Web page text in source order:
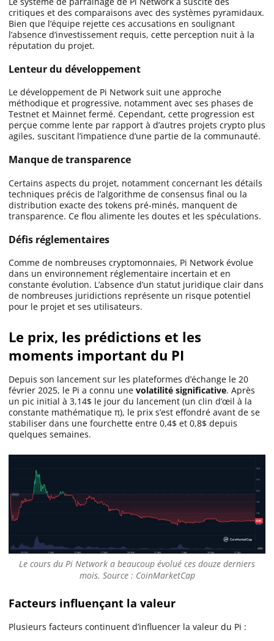
critiques et des comparaisons avec des systèmes pyramidaux.
Bien que l’équipe rejette ces accusations en soulignant
l’absence d’investissement requis, cette perception nuit à la
réputation du projet.
Lenteur du développement
Le développement de Pi Network suit une approche
méthodique et progressive, notamment avec ses phases de
Testnet et Mainnet fermé. Cependant, cette progression est
perçue comme lente par rapport à d’autres projets crypto plus
agiles, suscitant l’impatience d’une partie de la communauté.
Manque de transparence
Certains aspects du projet, notamment concernant les détails
techniques précis de l’algorithme de consensus final ou la
distribution exacte des tokens pré-minés, manquent de
transparence. Ce flou alimente les doutes et les spéculations.
Défis réglementaires
Comme de nombreuses cryptomonnaies, Pi Network évolue
dans un environnement réglementaire incertain et en
constante évolution. L’absence d’un statut juridique clair dans
de nombreuses juridictions représente un risque potentiel
pour le projet et ses utilisateurs.
Le prix, les prédictions et les
moments important du PI
Depuis son lancement sur les plateformes d’échange le 20
février 2025, le Pi a connu une volatilité significative. Après
un pic initial à 3,14$ le jour du lancement (un clin d’œil à la
constante mathématique π), le prix s’est effondré avant de se
stabiliser dans une fourchette entre 0,4$ et 0,8$ depuis
quelques semaines.
Le cours du Pi Network a beaucoup évolué ces douze derniers
mois. Source : CoinMarketCap
Facteurs influençant la valeur
Plusieurs facteurs continuent d’influencer la valeur du Pi :